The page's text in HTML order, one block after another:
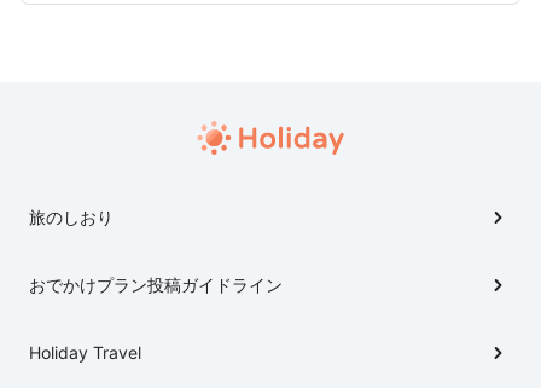
旅のしおり
おでかけプラン投稿ガイドライン
Holiday Travel